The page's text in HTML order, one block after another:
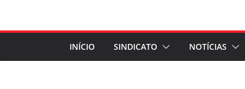
INÍCIO SINDICATO NOTÍCIAS